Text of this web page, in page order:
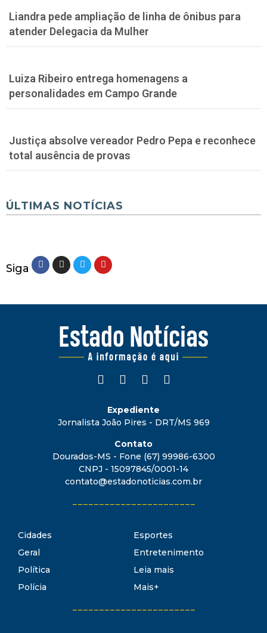
Liandra pede ampliação de linha de ônibus para
atender Delegacia da Mulher
Luiza Ribeiro entrega homenagens a
personalidades em Campo Grande
Justiça absolve vereador Pedro Pepa e reconhece
total ausência de provas
ÚLTIMAS NOTÍCIAS
Siga
Expediente
Jornalista João Pires - DRT/MS 969
Contato
Dourados-MS - Fone (67) 99986-6300
CNPJ - 15097845/0001-14
contato@estadonoticias.com.br
Cidades
Geral
Política
Polícia
Esportes
Entretenimento
Leia mais
Mais+